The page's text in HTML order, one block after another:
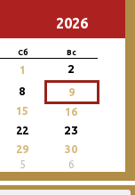
2026
Сб Вс
1 2
8
9
15
16
22 23
29
30
5 6